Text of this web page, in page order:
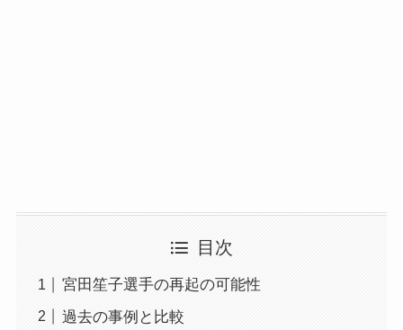
目次
宮田笙子選手の再起の可能性
過去の事例と比較